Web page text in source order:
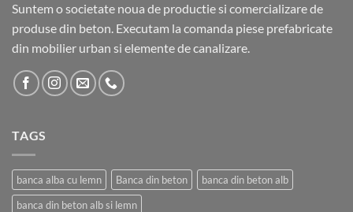
Suntem o societate noua de productie si comercializare de
produse din beton. Executam la comanda piese prefabricate
din mobilier urban si elemente de canalizare.
TAGS
banca alba cu lemn Banca din beton
banca din beton alb
banca din beton alb si lemn